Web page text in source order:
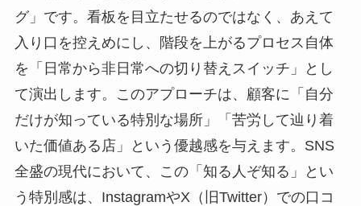
グ」です。看板を目立たせるのではなく、あえて
入り口を控えめにし、階段を上がるプロセス自体
を「日常から非日常への切り替えスイッチ」とし
て演出します。このアプローチは、顧客に「自分
だけが知っている特別な場所」「苦労して辿り着
いた価値ある店」という優越感を与えます。SNS
全盛の現代において、この「知る人ぞ知る」とい
う特別感は、InstagramやX（旧Twitter）での口コ